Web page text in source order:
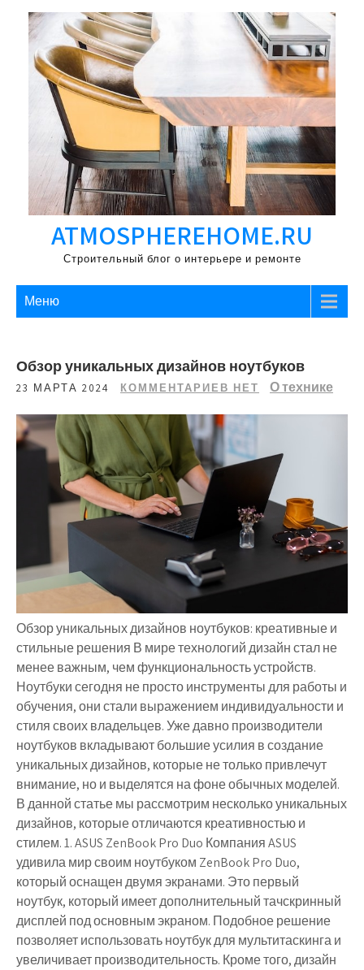
Перейти
содержимому
ATMOSPHEREHOME.RU
Строительный блог о интерьере и ремонте
Меню
Обзор уникальных дизайнов ноутбуков
23 МАРТА 2024 КОММЕНТАРИЕВ НЕТ О технике
Обзор уникальных дизайнов ноутбуков: креативные и
стильные решения В мире технологий дизайн стал не
менее важным, чем функциональность устройств.
Ноутбуки сегодня не просто инструменты для работы и
обучения, они стали выражением индивидуальности и
стиля своих владельцев. Уже давно производители
ноутбуков вкладывают большие усилия в создание
уникальных дизайнов, которые не только привлечут
внимание, но и выделятся на фоне обычных моделей.
В данной статье мы рассмотрим несколько уникальных
дизайнов, которые отличаются креативностью и
стилем. 1. ASUS ZenBook Pro Duo Компания ASUS
удивила мир своим ноутбуком ZenBook Pro Duo,
который оснащен двумя экранами. Это первый
ноутбук, который имеет дополнительный тачскринный
дисплей под основным экраном. Подобное решение
позволяет использовать ноутбук для мультитаскинга и
увеличивает производительность. Кроме того, дизайн